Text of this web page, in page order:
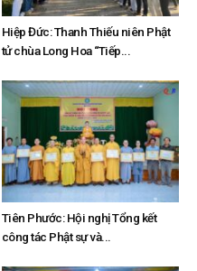
Hiệp Đức: Thanh Thiếu niên Phật
tử chùa Long Hoa “Tiếp...
Tiên Phước: Hội nghị Tổng kết
công tác Phật sự và...